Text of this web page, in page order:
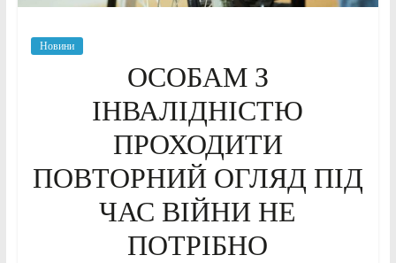
Новини
ОСОБАМ З
ІНВАЛІДНІСТЮ
ПРОХОДИТИ
ПОВТОРНИЙ ОГЛЯД ПІД
ЧАС ВІЙНИ НЕ
ПОТРІБНО